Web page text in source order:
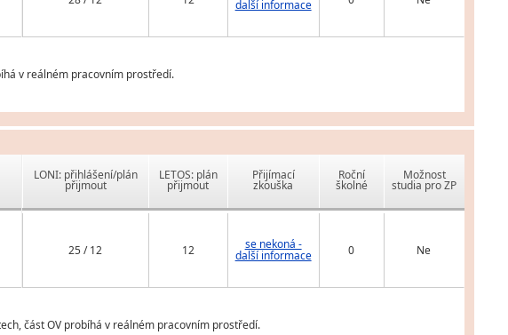
další informace
v reálném pracovním prostředí.
LONI: přihlášení/plán
přijmout
LETOS: plán
přijmout
Přijímací
zkouška
Roční
školné
Možnost
studia pro ZP
25 / 12 12 se nekoná -
další informace 0 Ne
část OV probíhá v reálném pracovním prostředí.